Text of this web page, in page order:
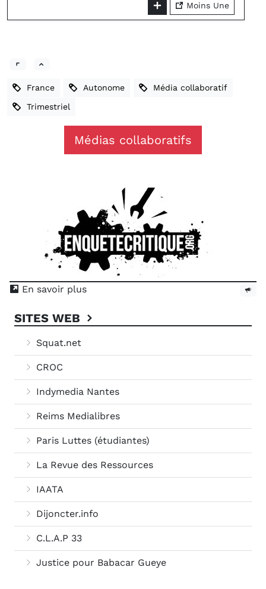
Moins Une
France Autonome Média collaboratif
Trimestriel
Médias collaboratifs
En savoir plus
SITES WEB
Squat.net
CROC
Indymedia Nantes
Reims Medialibres
Paris Luttes (étudiantes)
La Revue des Ressources
IAATA
Dijoncter.info
C.L.A.P 33
Justice pour Babacar Gueye